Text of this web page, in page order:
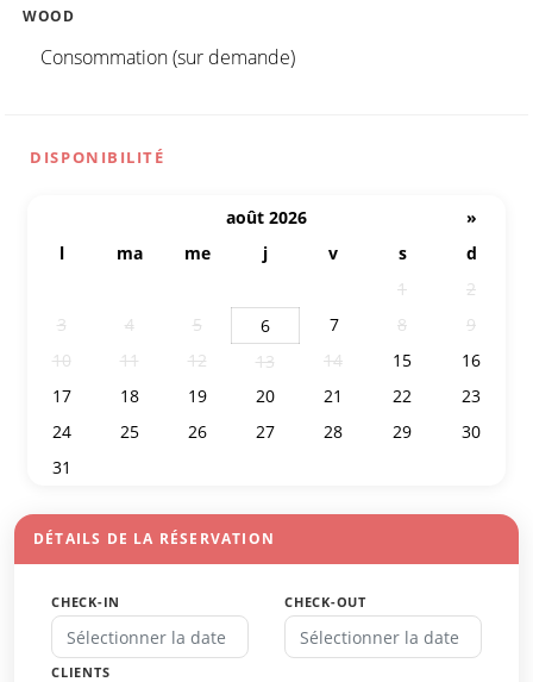
WOOD
Consommation (sur demande)
DISPONIBILITÉ
août 2026
»
l
ma me j v s
d
1
2
3
4 5 6 7 8
9
10
11 12 13 14 15
16
17
18 19 20 21 22
23
24
25 26 27 28 29
30
31
DÉTAILS DE LA RÉSERVATION
CHECK-IN CHECK-OUT
CLIENTS